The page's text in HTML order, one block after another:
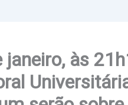
janeiro, às